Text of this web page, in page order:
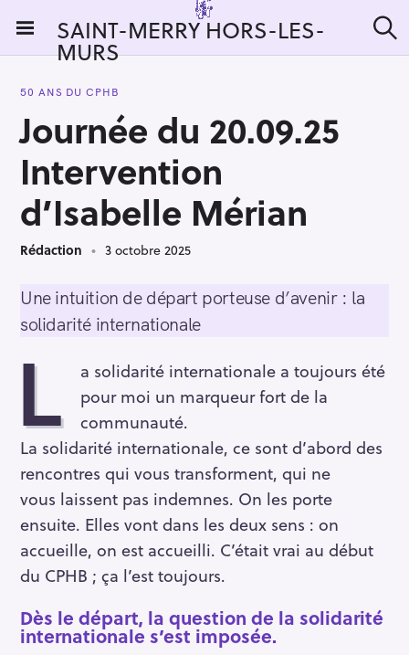
i
SAINT-MERRY HORS-LES-
MURS e
50 ANS DU CPHB
Journée du 20.09.25
Intervention
d’Isabelle Mérian
Rédaction 3 octobre 2025
Une intuition de départ porteuse d’avenir : la
solidarité internationale
L
a solidarité internationale a toujours été
pour moi un marqueur fort de la
communauté.
La solidarité internationale, ce sont d’abord des
rencontres qui vous transforment, qui ne
vous laissent pas indemnes. On les porte
ensuite. Elles vont dans les deux sens : on
accueille, on est accueilli. C’était vrai au début
du CPHB ; ça l’est toujours.
Dès le départ, la question de la solidarité
internationale s’est imposée.